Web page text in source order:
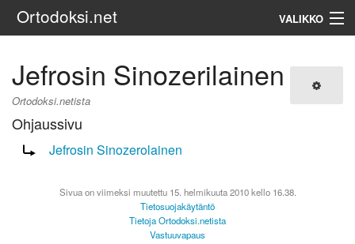
Ortodoksi.net VALIKKO
Jefrosin Sinozerilainen
Ortodoksi.netista
Ohjaussivu
Ohjaus sivulle:
Jefrosin Sinozerolainen
Sivua on viimeksi muutettu 15. helmikuuta 2010 kello 16.38.
Tietosuojakäytäntö
Tietoja Ortodoksi.netista
Vastuuvapaus